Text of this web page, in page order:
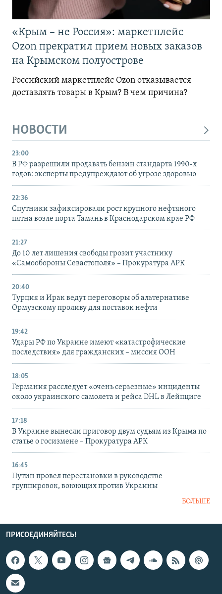
«Крым – не Россия»: маркетплейс
Ozon прекратил прием новых заказов
на Крымском полуострове
Российский маркетплейс Ozon отказывается
доставлять товары в Крым? В чем причина?
НОВОСТИ
23:00
В РФ разрешили продавать бензин стандарта 1990-х
годов: эксперты предупреждают об угрозе здоровью
22:36
Спутники зафиксировали рост крупного нефтяного
пятна возле порта Тамань в Краснодарском крае РФ
21:27
До 10 лет лишения свободы грозит участнику
«Самообороны Севастополя» – Прокуратура АРК
20:40
Турция и Ирак ведут переговоры об альтернативе
Ормузскому проливу для поставок нефти
19:42
Удары РФ по Украине имеют «катастрофические
последствия» для гражданских – миссия ООН
18:05
Германия расследует «очень серьезные» инциденты
около украинского самолета и рейса DHL в Лейпциге
17:18
В Украине вынесли приговор двум судьям из Крыма по
статье о госизмене – Прокуратура АРК
16:45
Путин провел перестановки в руководстве
группировок, воюющих против Украины
БОЛЬШЕ
ПРИСОЕДИНЯЙТЕСЬ!